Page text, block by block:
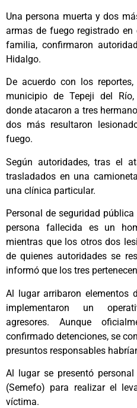
Una persona muerta y dos
armas de fuego registrado
familia, confirmaron
Hidalgo.
De acuerdo con los
municipio de Tepeji del
donde atacaron a tres
dos más resultaron
fuego.
Según autoridades, tras el
trasladados en una
una clínica particular.
Personal de seguridad
persona fallecida es un
mientras que los otros dos
de quienes autoridades se
informó que los tres
Al lugar arribaron elementos
implementaron un
agresores. Aunque
confirmado detenciones, se
presuntos responsables
Al lugar se presentó
(Semefo) para realizar el
víctima.